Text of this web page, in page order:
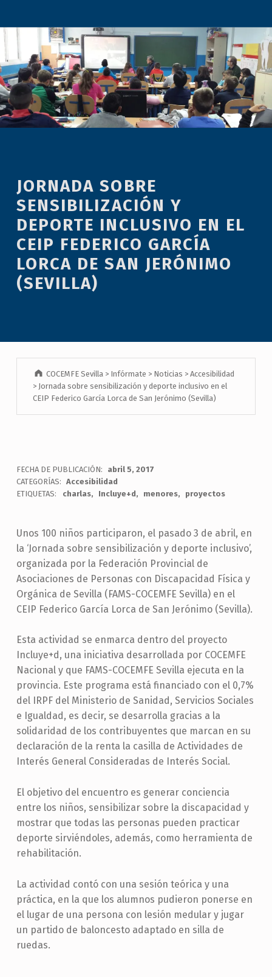
JORNADA SOBRE
SENSIBILIZACIÓN Y
DEPORTE INCLUSIVO EN EL
CEIP FEDERICO GARCÍA
LORCA DE SAN JERÓNIMO
(SEVILLA)
COCEMFE Sevilla > Infórmate > Noticias >Accesibilidad
> Jornada sobre sensibilización y deporte inclusivo en el
CEIP Federico García Lorca de San Jerónimo (Sevilla)
FECHA DE PUBLICACIÓN:
abril 5, 2017
CATEGORÍAS: Accesibilidad
ETIQUETAS:
charlas Incluye+d menores proyectos
Unos 100 niños participaron, el pasado 3 de abril, en
la ‘Jornada sobre sensibilización y deporte inclusivo’,
organizada por la Federación Provincial de
Asociaciones de Personas con Discapacidad Física y
Orgánica de Sevilla (FAMS-COCEMFE Sevilla) en el
CEIP Federico García Lorca de San Jerónimo (Sevilla).
Esta actividad se enmarca dentro del proyecto
Incluye+d, una iniciativa desarrollada por COCEMFE
Nacional y que FAMS-COCEMFE Sevilla ejecuta en la
provincia. Este programa está financiado con el 0,7%
del IRPF del Ministerio de Sanidad, Servicios Sociales
e Igualdad, es decir, se desarrolla gracias a la
solidaridad de los contribuyentes que marcan en su
declaración de la renta la casilla de Actividades de
Interés General Consideradas de Interés Social.
El objetivo del encuentro es generar conciencia
entre los niños, sensibilizar sobre la discapacidad y
mostrar que todas las personas pueden practicar
deporte sirviéndoles, además, como herramienta de
rehabilitación.
La actividad contó con una sesión teórica y una
práctica, en la que los alumnos pudieron ponerse en
el lugar de una persona con lesión medular y jugar
un partido de baloncesto adaptado en silla de
ruedas.